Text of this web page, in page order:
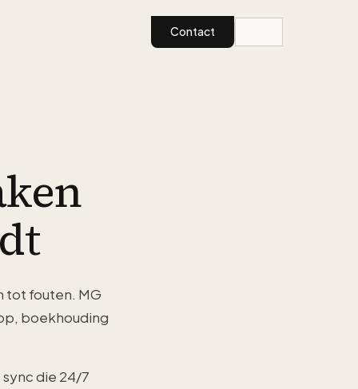
Contact
tot fouten. MG
boekhouding
die 24/7